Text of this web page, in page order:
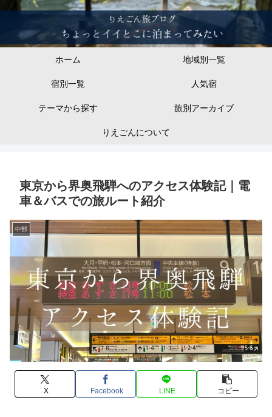
ホーム 地域別一覧
宿別一覧 人気宿
テーマから探す 旅別アーカイブ
りえごんについて
東京から界奥飛騨へのアクセス体験記｜電
車＆バスでの旅ルート紹介
中部
X Facebook LINE コピー